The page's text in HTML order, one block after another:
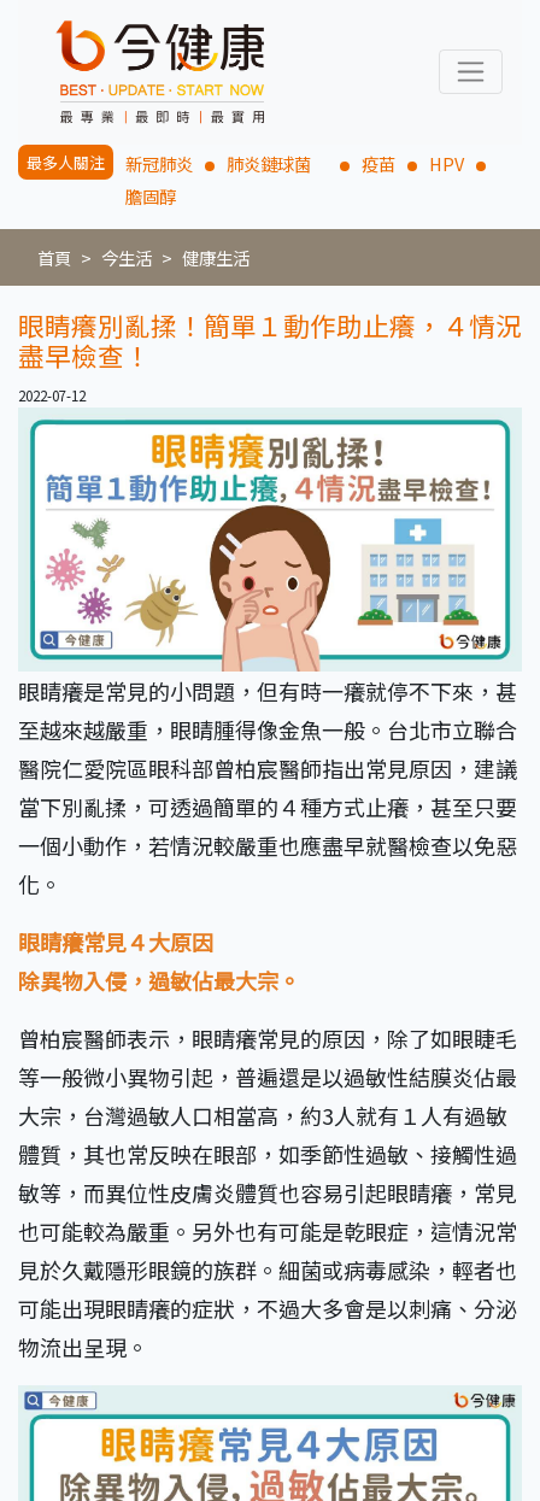
最多人關注 新冠肺炎 肺炎鏈球菌 疫苗
HPV
膽固醇
首頁 今生活 健康生活
眼睛癢別亂揉！簡單１動作助止癢，４情況
盡早檢查！
2022-07-12
眼睛癢是常見的小問題，但有時一癢就停不下來，甚
至越來越嚴重，眼睛腫得像金魚一般。台北市立聯合
醫院仁愛院區眼科部曾柏宸醫師指出常見原因，建議
當下別亂揉，可透過簡單的４種方式止癢，甚至只要
一個小動作，若情況較嚴重也應盡早就醫檢查以免惡
化。
眼睛癢常見４大原因
除異物入侵，過敏佔最大宗。
曾柏宸醫師表示，眼睛癢常見的原因，除了如眼睫毛
等一般微小異物引起，普遍還是以過敏性結膜炎佔最
大宗，台灣過敏人口相當高，約3人就有１人有過敏
體質，其也常反映在眼部，如季節性過敏、接觸性過
敏等，而異位性皮膚炎體質也容易引起眼睛癢，常見
也可能較為嚴重。另外也有可能是乾眼症，這情況常
見於久戴隱形眼鏡的族群。細菌或病毒感染，輕者也
可能出現眼睛癢的症狀，不過大多會是以刺痛、分泌
物流出呈現。